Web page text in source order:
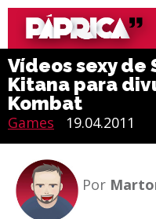
Vídeos sexy de
Kitana para
Kombat
Games 19.04.2011
Por